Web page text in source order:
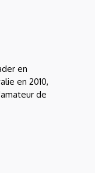
en
en 2010,
de